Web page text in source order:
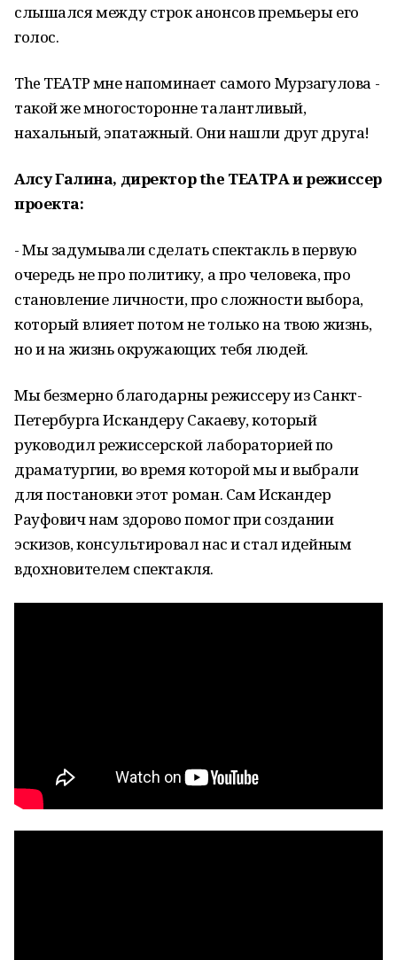
слышался между строк анонсов премьеры его
голос.
The ТЕАТР мне напоминает самого Мурзагулова -
такой же многосторонне талантливый,
нахальный, эпатажный. Они нашли друг друга!
Алсу Галина, директор the ТЕАТРА и режиссер
проекта:
- Мы задумывали сделать спектакль в первую
очередь не про политику, а про человека, про
становление личности, про сложности выбора,
который влияет потом не только на твою жизнь,
но и на жизнь окружающих тебя людей.
Мы безмерно благодарны режиссеру из Санкт-
Петербурга Искандеру Сакаеву, который
руководил режиссерской лабораторией по
драматургии, во время которой мы и выбрали
для постановки этот роман. Сам Искандер
Рауфович нам здорово помог при создании
эскизов, консультировал нас и стал идейным
вдохновителем спектакля.